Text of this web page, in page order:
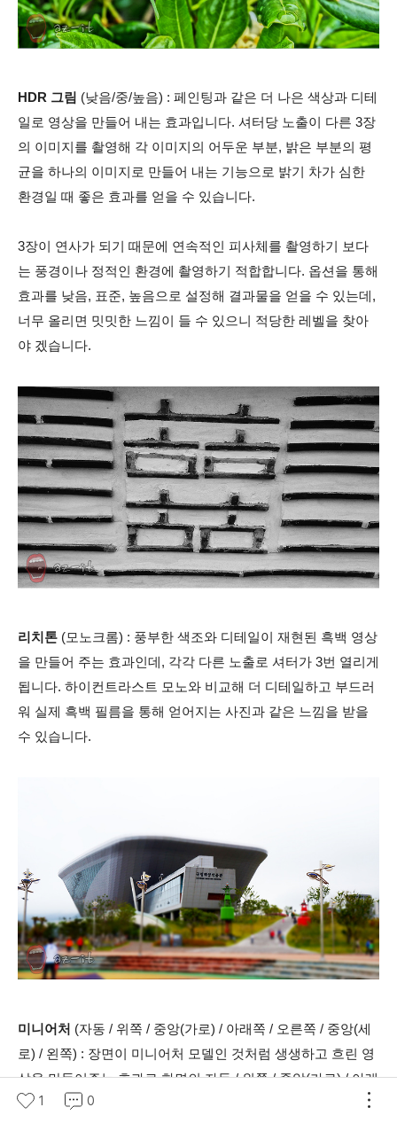
HDR 그림 (낮음/중/높음) : 페인팅과 같은 더 나은 색상과 디테
일로 영상을 만들어 내는 효과입니다. 셔터당 노출이 다른 3장
의 이미지를 촬영해 각 이미지의 어두운 부분, 밝은 부분의 평
균을 하나의 이미지로 만들어 내는 기능으로 밝기 차가 심한
환경일 때 좋은 효과를 얻을 수 있습니다.
3장이 연사가 되기 때문에 연속적인 피사체를 촬영하기 보다
는 풍경이나 정적인 환경에 촬영하기 적합합니다. 옵션을 통해
효과를 낮음, 표준, 높음으로 설정해 결과물을 얻을 수 있는데,
너무 올리면 밋밋한 느낌이 들 수 있으니 적당한 레벨을 찾아
야 겠습니다.
리치톤 (모노크롬) : 풍부한 색조와 디테일이 재현된 흑백 영상
을 만들어 주는 효과인데, 각각 다른 노출로 셔터가 3번 열리게
됩니다. 하이컨트라스트 모노와 비교해 더 디테일하고 부드러
워 실제 흑백 필름을 통해 얻어지는 사진과 같은 느낌을 받을
수 있습니다.
미니어처 (자동 / 위쪽 / 중앙(가로) / 아래쪽 / 오른쪽 / 중앙(세
로) / 왼쪽) : 장면이 미니어처 모델인 것처럼 생생하고 흐린 영
상을 만들어주는 효과로 화면의 자동 / 위쪽 / 중앙(가로) / 아래
쪽 / 오른쪽 / 중앙(세로) / 왼쪽을 선명하게 하고 그 외엔 흐릿
1 0